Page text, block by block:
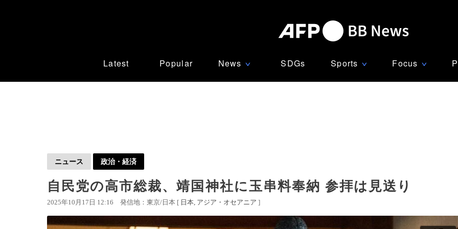
Latest Popular News ∨ SDGs Sports ∨ Focus ∨
ニュース 政治・経済
自民党の高市総裁、靖国神社に玉串料奉納 参拝は見送り
2025年10月17日 12:16 発信地：東京/日本 [ 日本 アジア・オセアニア ]